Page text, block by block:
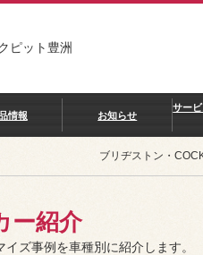
ピット豊洲
情報 お知らせ
サー
ブリヂストン・
ー紹介
ズ事例を車種別に紹介します。